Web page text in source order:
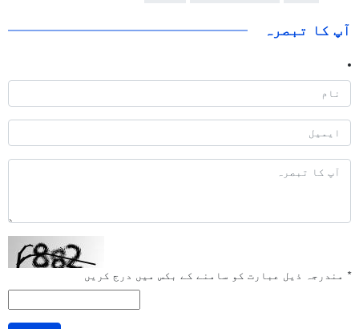
آپ کا تبصرہ
* مندرجہ ذیل عبارت کو سامنے کے بکس میں درج کریں